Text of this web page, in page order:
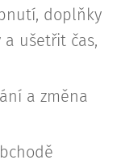
doplňky
a ušetřit čas,
a změna